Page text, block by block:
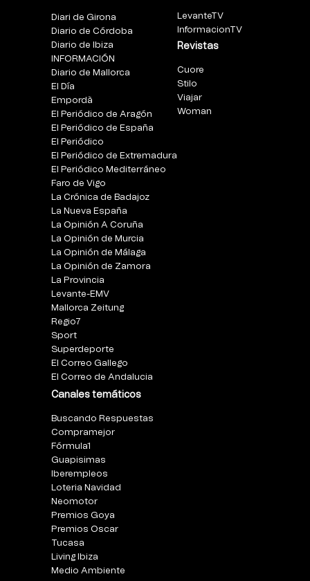
Diari de Girona
Diario de Córdoba
Diario de Ibiza
INFORMACIÓN
Diario de Mallorca
El Día
Empordà
El Periódico de Aragón
El Periódico de España
El Periódico
El Periódico de Extremadura
El Periódico Mediterráneo
Faro de Vigo
La Crónica de Badajoz
La Nueva España
La Opinión A Coruña
La Opinión de Murcia
La Opinión de Málaga
La Opinión de Zamora
La Provincia
Levante-EMV
Mallorca Zeitung
Regio7
Sport
Superdeporte
El Correo Gallego
El Correo de Andalucia
Canales temáticos
Buscando Respuestas
Compramejor
Fórmula1
Guapisimas
Iberempleos
Loteria Navidad
Neomotor
Premios Goya
Premios Oscar
Tucasa
Living Ibiza
Medio Ambiente
LevanteTV
InformacionTV
Revistas
Cuore
Stilo
Viajar
Woman